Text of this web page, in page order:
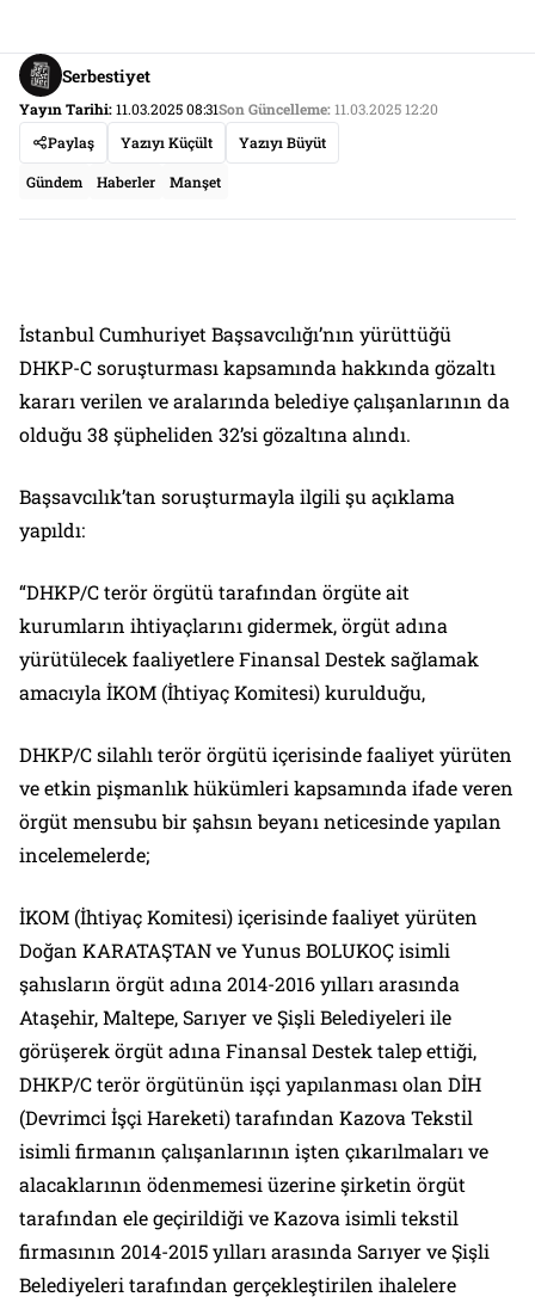
Serbestiyet
Yayın Tarihi:11.03.2025 08:31Son Güncelleme:11.03.2025 12:20
Paylaş
Yazıyı Küçült Yazıyı Büyüt
Gündem Haberler Manşet
İstanbul Cumhuriyet Başsavcılığı’nın yürüttüğü
DHKP-C soruşturması kapsamında hakkında gözaltı
kararı verilen ve aralarında belediye çalışanlarının da
olduğu 38 şüpheliden 32’si gözaltına alındı.
Başsavcılık’tan soruşturmayla ilgili şu açıklama
yapıldı:
“DHKP/C terör örgütü tarafından örgüte ait
kurumların ihtiyaçlarını gidermek, örgüt adına
yürütülecek faaliyetlere Finansal Destek sağlamak
amacıyla İKOM (İhtiyaç Komitesi) kurulduğu,
DHKP/C silahlı terör örgütü içerisinde faaliyet yürüten
ve etkin pişmanlık hükümleri kapsamında ifade veren
örgüt mensubu bir şahsın beyanı neticesinde yapılan
incelemelerde;
İKOM (İhtiyaç Komitesi) içerisinde faaliyet yürüten
Doğan KARATAŞTAN ve Yunus BOLUKOÇ isimli
şahısların örgüt adına 2014-2016 yılları arasında
Ataşehir, Maltepe, Sarıyer ve Şişli Belediyeleri ile
görüşerek örgüt adına Finansal Destek talep ettiği,
DHKP/C terör örgütünün işçi yapılanması olan DİH
(Devrimci İşçi Hareketi) tarafından Kazova Tekstil
isimli firmanın çalışanlarının işten çıkarılmaları ve
alacaklarının ödenmemesi üzerine şirketin örgüt
tarafından ele geçirildiği ve Kazova isimli tekstil
firmasının 2014-2015 yılları arasında Sarıyer ve Şişli
Belediyeleri tarafından gerçekleştirilen ihalelere